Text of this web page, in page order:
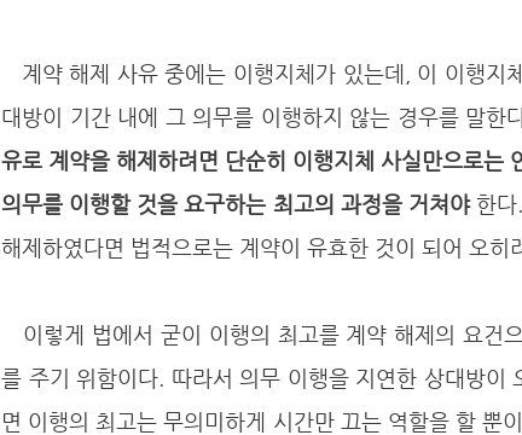
대방이 기간 내에 그 의무를 이행하지 않는 경우를 말한
유로 계약을 해제하려면 단순히 이행지체 사실만으로는
의무를 이행할 것을 요구하는 최고의 과정을 거쳐야 한다
해제하였다면 법적으로는 계약이 유효한 것이 되어 오히
를 주기 위함이다. 따라서 의무 이행을 지연한 상대방이
면 이행의 최고는 무의미하게 시간만 끄는 역할을 할 뿐